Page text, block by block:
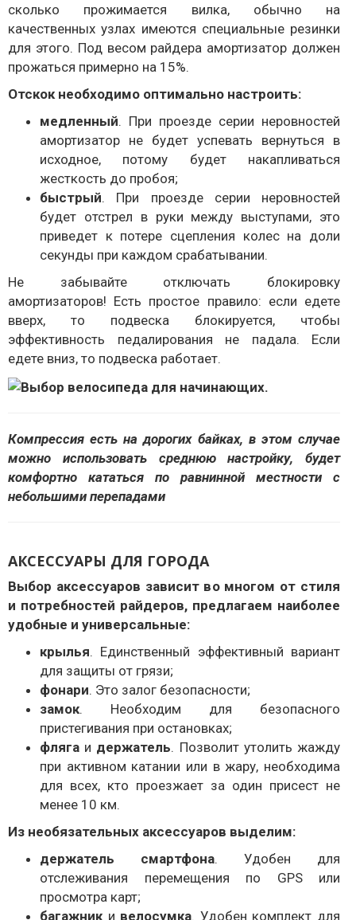
сколько прожимается вилка, обычно на
качественных узлах имеются специальные резинки
для этого. Под весом райдера амортизатор должен
прожаться примерно на 15%.
Отскок необходимо оптимально настроить:
медленный. При проезде серии неровностей
амортизатор не будет успевать вернуться в
исходное, потому будет накапливаться
жесткость до пробоя;
быстрый. При проезде серии неровностей
будет отстрел в руки между выступами, это
приведет к потере сцепления колес на доли
секунды при каждом срабатывании.
Не забывайте отключать блокировку
амортизаторов! Есть простое правило: если едете
вверх, то подвеска блокируется, чтобы
эффективность педалирования не падала. Если
едете вниз, то подвеска работает.
Компрессия есть на дорогих байках, в этом случае
можно использовать среднюю настройку, будет
комфортно кататься по равнинной местности с
небольшими перепадами
АКСЕССУАРЫ ДЛЯ ГОРОДА
Выбор аксессуаров зависит во многом от стиля
и потребностей райдеров, предлагаем наиболее
удобные и универсальные:
крылья. Единственный эффективный вариант
для защиты от грязи;
фонари. Это залог безопасности;
замок. Необходим для безопасного
пристегивания при остановках;
фляга и держатель. Позволит утолить жажду
при активном катании или в жару, необходима
для всех, кто проезжает за один присест не
менее 10 км.
Из необязательных аксессуаров выделим:
держатель смартфона. Удобен для
отслеживания перемещения по GPS или
просмотра карт;
багажник и велосумка. Удобен комплект для